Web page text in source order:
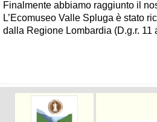
Finalmente abbiamo raggiunto il
L’Ecomuseo Valle Spluga è stato
dalla Regione Lombardia (D.g.r. 11